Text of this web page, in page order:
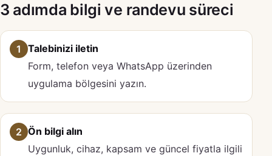
3 adımda bilgi ve randevu süreci
1
Talebinizi iletin
Form, telefon veya WhatsApp üzerinden
uygulama bölgesini yazın.
2 Ön bilgi alın
Uygunluk, cihaz, kapsam ve güncel fiyatla ilgili